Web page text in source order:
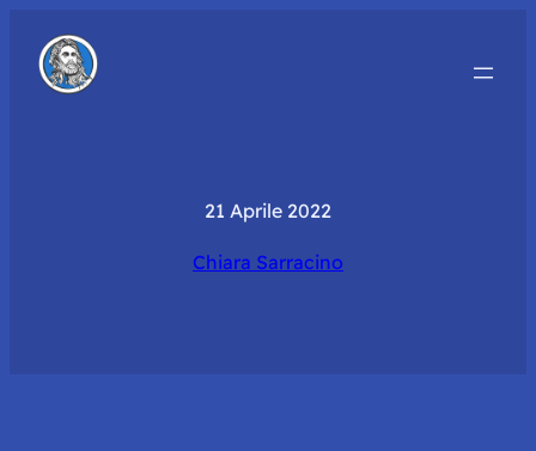
21 Aprile 2022
Chiara Sarracino